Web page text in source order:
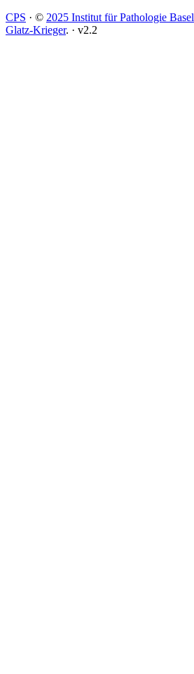
CPS · © 2025 Institut für Pathologie Basel
Glatz-Krieger. · v2.2